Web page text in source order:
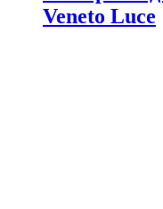
Veneto Luce